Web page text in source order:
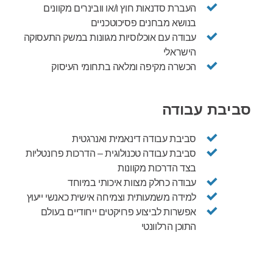
העברת סדנאות חוץ ו/או וובינרים מקוונים
בנושא מבחנים פסיכוטכניים
עבודה עם אוכלוסיות מגוונות במשק התעסוקה
הישראלי
הכשרה מקיפה ומלאה בתחומי העיסוק
סביבת עבודה
סביבת עבודה דינאמית ואנרגטית
סביבת עבודה טכנולוגית–הדרכות פרונטליות
בצד הדרכות מקוונות
עבודה כחלק מצוות איכותי במיוחד
למידה משמעותית וצמיחה אישית כאנשי ייעוץ
אפשרות לביצוע פרויקטים ייחודיים בעולם
התוכן הרלוונטי